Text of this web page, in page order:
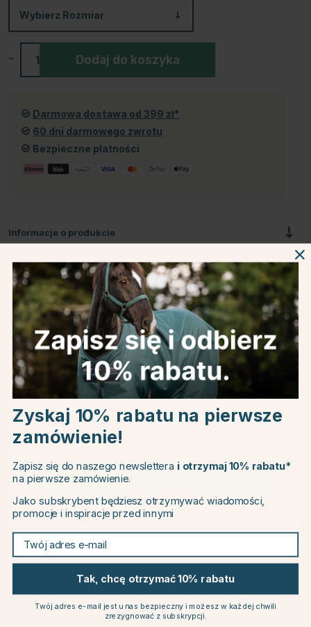
Wybierz Rozmiar
- Dodaj do koszyka
Darmowa dostawa od 399 zł*
60 dni darmowego zwrotu
Bezpieczne płatności
Informacje o produkcie
O producencie
Recenzje
Powiązane produkty
20
BACK ON TRACK
Derka siatkowa Royal Deluxe
847.19 zł 1058.99 zł
5.0 na 5 gwiazdek
HORSEWARE
Derka zimowa z kapturem
Amigo Bravo 12 Plus 250g
839.79 zł
Ocena:
Choose country
EU
CHANGE COUNTRY
Continue to equinest.pl
Zyskaj 10% rabatu na pierwsze
zamówienie!
Zapisz się do naszego newslettera i otrzymaj 10% rabatu*
na pierwsze zamówienie.
Jako subskrybent będziesz otrzymywać wiadomości,
promocje i inspiracje przed innymi
Twój adres e-mail
Tak, chcę otrzymać 10% rabatu
Twój adres e-mail jest u nas bezpieczny i możesz w każdej chwili
zrezygnować z subskrypcji.